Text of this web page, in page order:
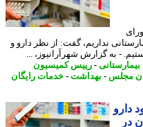
نداریم، گفت: از نظر دارو و
به گزارش شهرآرانیوز، ...
-رییس کمیسیون
-بهداشت -خدمات رایگان